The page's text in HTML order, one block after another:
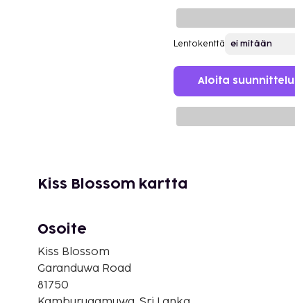
Lentokenttä
Aloita suunnittelu
Kiss Blossom kartta
Osoite
Kiss Blossom
Garanduwa Road
81750